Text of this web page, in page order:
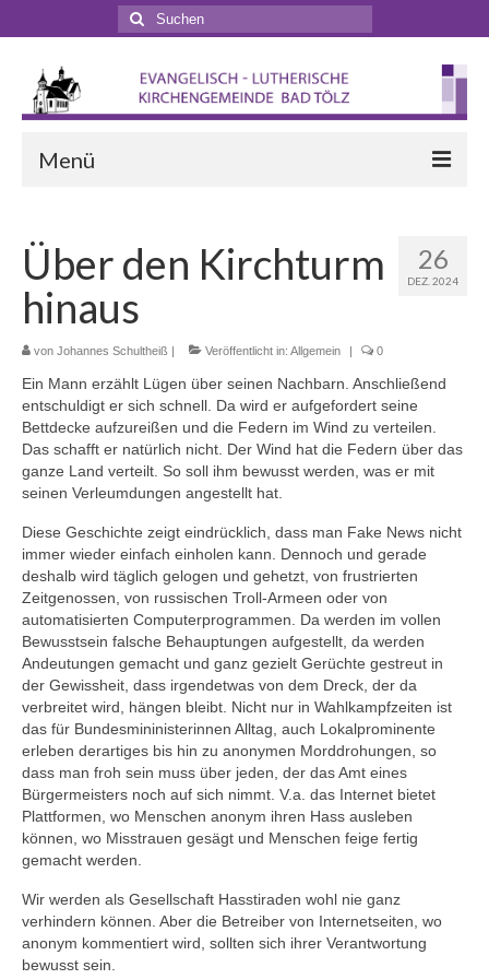
Suchen
nach:
Menü
Veranstaltungen
Terminkalender
Gottesdienste
Gottesdienstformen
Zappelphilipp- und Kindergottesdienst
Pilgern
Gemeinde
Mitarbeitende
Pfarrteam
Pfarrbüro
KantorIn
Kita-Träger-Assistenz
Dekanatsbüro
Hausmeister und Mesnerinnen
Soziale Beratung
Kirchenvorstand
26
DEZ. 2024
Über den Kirchturm
hinaus
von Johannes Schultheiß Veröffentlicht in: Allgemein 0
Ein Mann erzählt Lügen über seinen Nachbarn. Anschließend
entschuldigt er sich schnell. Da wird er aufgefordert seine
Bettdecke aufzureißen und die Federn im Wind zu verteilen.
Das schafft er natürlich nicht. Der Wind hat die Federn über das
ganze Land verteilt. So soll ihm bewusst werden, was er mit
seinen Verleumdungen angestellt hat.
Diese Geschichte zeigt eindrücklich, dass man Fake News nicht
immer wieder einfach einholen kann. Dennoch und gerade
deshalb wird täglich gelogen und gehetzt, von frustrierten
Zeitgenossen, von russischen Troll-Armeen oder von
automatisierten Computerprogrammen. Da werden im vollen
Bewusstsein falsche Behauptungen aufgestellt, da werden
Andeutungen gemacht und ganz gezielt Gerüchte gestreut in
der Gewissheit, dass irgendetwas von dem Dreck, der da
verbreitet wird, hängen bleibt. Nicht nur in Wahlkampfzeiten ist
das für Bundesmininisterinnen Alltag, auch Lokalprominente
erleben derartiges bis hin zu anonymen Morddrohungen, so
dass man froh sein muss über jeden, der das Amt eines
Bürgermeisters noch auf sich nimmt. V.a. das Internet bietet
Plattformen, wo Menschen anonym ihren Hass ausleben
können, wo Misstrauen gesägt und Menschen feige fertig
gemacht werden.
Wir werden als Gesellschaft Hasstiraden wohl nie ganz
verhindern können. Aber die Betreiber von Internetseiten, wo
anonym kommentiert wird, sollten sich ihrer Verantwortung
bewusst sein.